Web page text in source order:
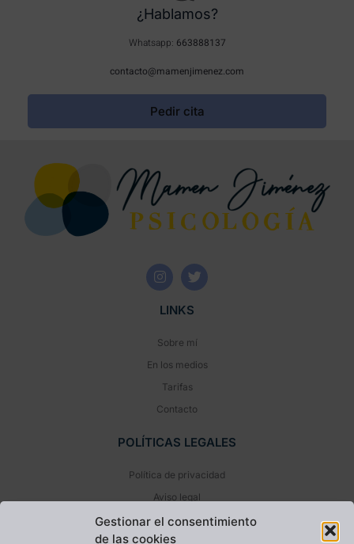
Gestionar el consentimiento
de las cookies
¿Hablamos?
Whatsapp: 663888137
contacto@mamenjimenez.com
Pedir cita
LINKS
Sobre mí
En los medios
Tarifas
Contacto
POLÍTICAS LEGALES
Política de privacidad
Aviso legal
Política de cookies (UE)